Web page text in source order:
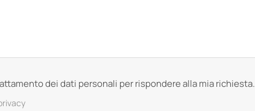
dei dati personali per rispondere alla mia richiesta.